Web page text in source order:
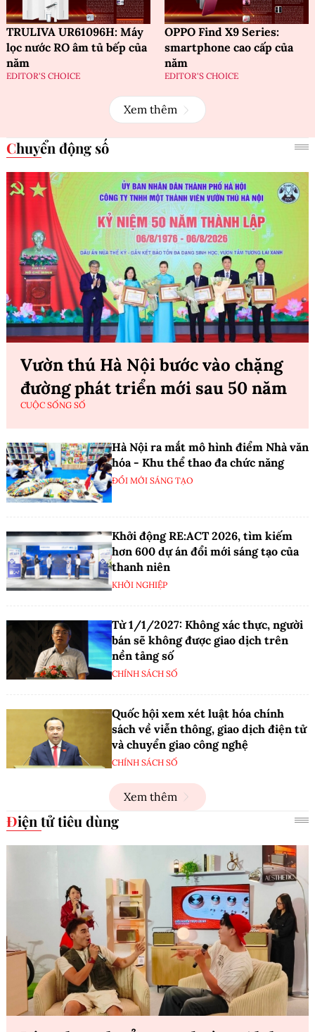
TRULIVA UR61096H: Máy
lọc nước RO âm tủ bếp của
năm
EDITOR'S CHOICE
OPPO Find X9 Series:
smartphone cao cấp của
năm
EDITOR'S CHOICE
Xem thêm
Chuyển động số
Vườn thú Hà Nội bước vào chặng
đường phát triển mới sau 50 năm
CUỘC SỐNG SỐ
Hà Nội ra mắt mô hình điểm Nhà văn
hóa - Khu thể thao đa chức năng
ĐỔI MỚI SÁNG TẠO
Khởi động RE:ACT 2026, tìm kiếm
hơn 600 dự án đổi mới sáng tạo của
thanh niên
KHỞI NGHIỆP
Từ 1/1/2027: Không xác thực, người
bán sẽ không được giao dịch trên
nền tảng số
CHÍNH SÁCH SỐ
Quốc hội xem xét luật hóa chính
sách về viễn thông, giao dịch điện tử
và chuyển giao công nghệ
CHÍNH SÁCH SỐ
Xem thêm
Điện tử tiêu dùng